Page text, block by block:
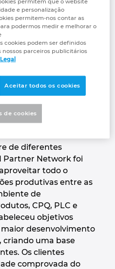
esforços seguindo
fornecer o mais
de integração na
soluções. Na era da
todos conjugam
ERP e outros,
umas
de diferentes
Partner Network foi
todo o
produtivas entre as
de
CPQ, PLC e
objetivos
desenvolvimento
criando uma base
Os clientes
comprovada do
e personalização
permitem-nos contar as
podermos medir e melhorar o
cookies podem ser definidos
nossos parceiros publicitários
Aceitar todos os cookies
de cookies